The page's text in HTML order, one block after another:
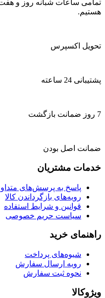
تمامی ساعات شبانه روز و
هستیم.
تحویل اکسپرس
پشتیبانی 24 ساعته
7 روز ضمانت بازگشت
ضمانت اصل بودن
خدمات مشتریان
پاسخ به پرسش‌های
رویه‌های بازگرداندن کالا
قوانین و شرایط استفاده
سیاست حریم خصوصی
راهنمای خرید
شیوه‌های پرداخت
رویه ارسال سفارش
نحوه ثبت سفارش
ویژوکالا